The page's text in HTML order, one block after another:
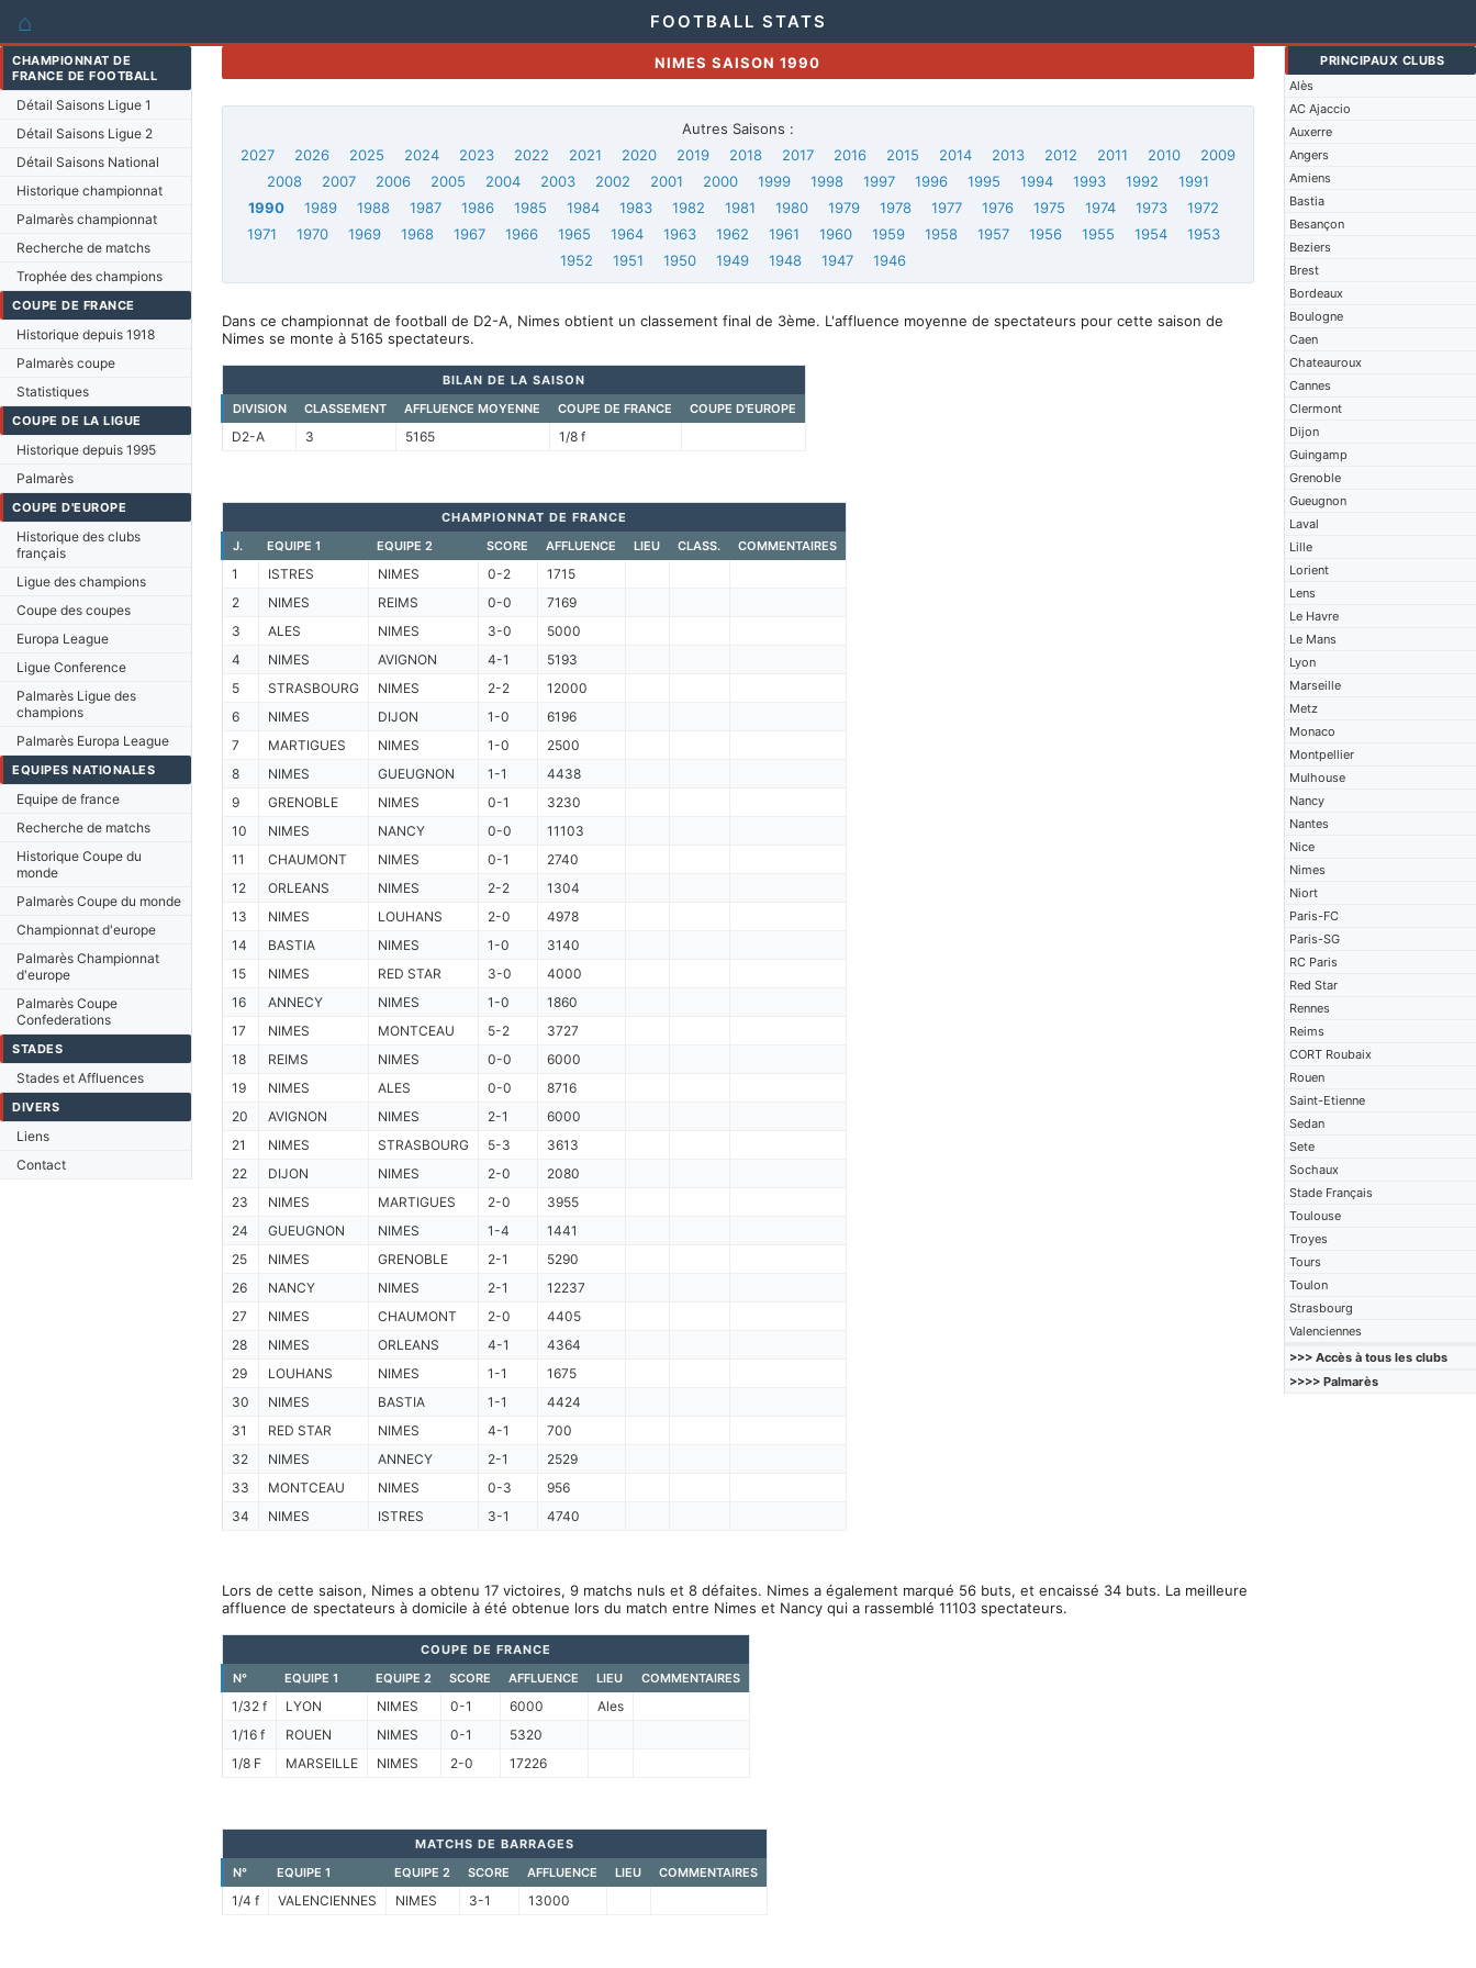
⌂ FOOTBALL STATS
CHAMPIONNAT DE
FRANCE DE FOOTBALL
Détail Saisons Ligue 1
Détail Saisons Ligue 2
Détail Saisons National
Historique championnat
Palmarès championnat
Recherche de matchs
Trophée des champions
COUPE DE FRANCE
Historique depuis 1918
Palmarès coupe
Statistiques
COUPE DE LA LIGUE
Historique depuis 1995
Palmarès
COUPE D'EUROPE
Historique des clubs
français
Ligue des champions
Coupe des coupes
Europa League
Ligue Conference
Palmarès Ligue des
champions
Palmarès Europa League
EQUIPES NATIONALES
Equipe de france
Recherche de matchs
Historique Coupe du
monde
Palmarès Coupe du monde
Championnat d'europe
Palmarès Championnat
d'europe
Palmarès Coupe
Confederations
STADES
Stades et Affluences
DIVERS
Liens
Contact
PRINCIPAUX CLUBS
Alès
AC Ajaccio
Auxerre
Angers
Amiens
Bastia
Besançon
Beziers
Brest
Bordeaux
Boulogne
Caen
Chateauroux
Cannes
Clermont
Dijon
Guingamp
Grenoble
Gueugnon
Laval
Lille
Lorient
Lens
Le Havre
Le Mans
Lyon
Marseille
Metz
Monaco
Montpellier
Mulhouse
Nancy
Nantes
Nice
Nimes
Niort
Paris-FC
Paris-SG
RC Paris
Red Star
Rennes
Reims
CORT Roubaix
Rouen
Saint-Etienne
Sedan
Sete
Sochaux
Stade Français
Toulouse
Troyes
Tours
Toulon
Strasbourg
Valenciennes
>>> Accès à tous les clubs
>>>> Palmarès
NIMES SAISON 1990
Autres Saisons :
2027
2026 2025 2024 2023 2022 2021 2020 2019 2018 2017 2016 2015 2014 2013 2012 2011 2010
2009
2008
2007 2006 2005 2004 2003 2002 2001 2000 1999 1998 1997 1996 1995 1994 1993 1992
1991
1990
1989 1988 1987 1986 1985 1984 1983 1982 1981 1980 1979 1978 1977 1976 1975 1974 1973
1972
1971
1970 1969 1968 1967 1966 1965 1964 1963 1962 1961 1960 1959 1958 1957 1956 1955 1954
1953
1952
1951 1950 1949 1948 1947 1946
Dans ce championnat de football de D2-A, Nimes obtient un classement final de 3ème. L'affluence moyenne de spectateurs pour cette saison de
Nimes se monte à 5165 spectateurs.
BILAN DE LA SAISON
DIVISION
CLASSEMENT AFFLUENCE MOYENNE COUPE DE FRANCE COUPE D'EUROPE
D2-A 3 5165 1/8 f
CHAMPIONNAT DE FRANCE
J.
EQUIPE 1 EQUIPE 2 SCORE AFFLUENCE LIEU CLASS. COMMENTAIRES
1 ISTRES NIMES 0-2
1715
2
NIMES REIMS 0-0
7169
3
ALES NIMES 3-0
5000
4
NIMES AVIGNON 4-1
5193
5
STRASBOURG NIMES 2-2
12000
6
NIMES DIJON 1-0
6196
7
MARTIGUES NIMES 1-0
2500
8
NIMES GUEUGNON 1-1
4438
9
GRENOBLE NIMES 0-1
3230
10
NIMES NANCY 0-0
11103
11
CHAUMONT NIMES 0-1
2740
12
ORLEANS NIMES 2-2
1304
13
NIMES LOUHANS 2-0
4978
14
BASTIA NIMES 1-0
3140
15
NIMES RED STAR 3-0
4000
16
ANNECY NIMES 1-0
1860
17
NIMES MONTCEAU 5-2
3727
18
REIMS NIMES 0-0
6000
19
NIMES ALES 0-0
8716
20
AVIGNON NIMES 2-1
6000
21
NIMES STRASBOURG 5-3
3613
22
DIJON NIMES 2-0
2080
23
NIMES MARTIGUES 2-0
3955
24
GUEUGNON NIMES 1-4
1441
25
NIMES GRENOBLE 2-1
5290
26
NANCY NIMES 2-1
12237
27
NIMES CHAUMONT 2-0
4405
28
NIMES ORLEANS 4-1
4364
29
LOUHANS NIMES 1-1
1675
30
NIMES BASTIA 1-1
4424
31
RED STAR NIMES 4-1
700
32
NIMES ANNECY 2-1
2529
33
MONTCEAU NIMES 0-3
956
34
NIMES ISTRES 3-1 4740
Lors de cette saison, Nimes a obtenu 17 victoires, 9 matchs nuls et 8 défaites. Nimes a également marqué 56 buts, et encaissé 34 buts. La meilleure
affluence de spectateurs à domicile à été obtenue lors du match entre Nimes et Nancy qui a rassemblé 11103 spectateurs.
COUPE DE FRANCE
N°
EQUIPE 1 EQUIPE 2 SCORE AFFLUENCE LIEU COMMENTAIRES
1/32 f LYON NIMES 0-1 6000
Ales
1/16 f
ROUEN NIMES 0-1
5320
1/8 F
MARSEILLE NIMES 2-0 17226
MATCHS DE BARRAGES
N°
EQUIPE 1 EQUIPE 2 SCORE AFFLUENCE LIEU COMMENTAIRES
1/4 f VALENCIENNES NIMES 3-1 13000